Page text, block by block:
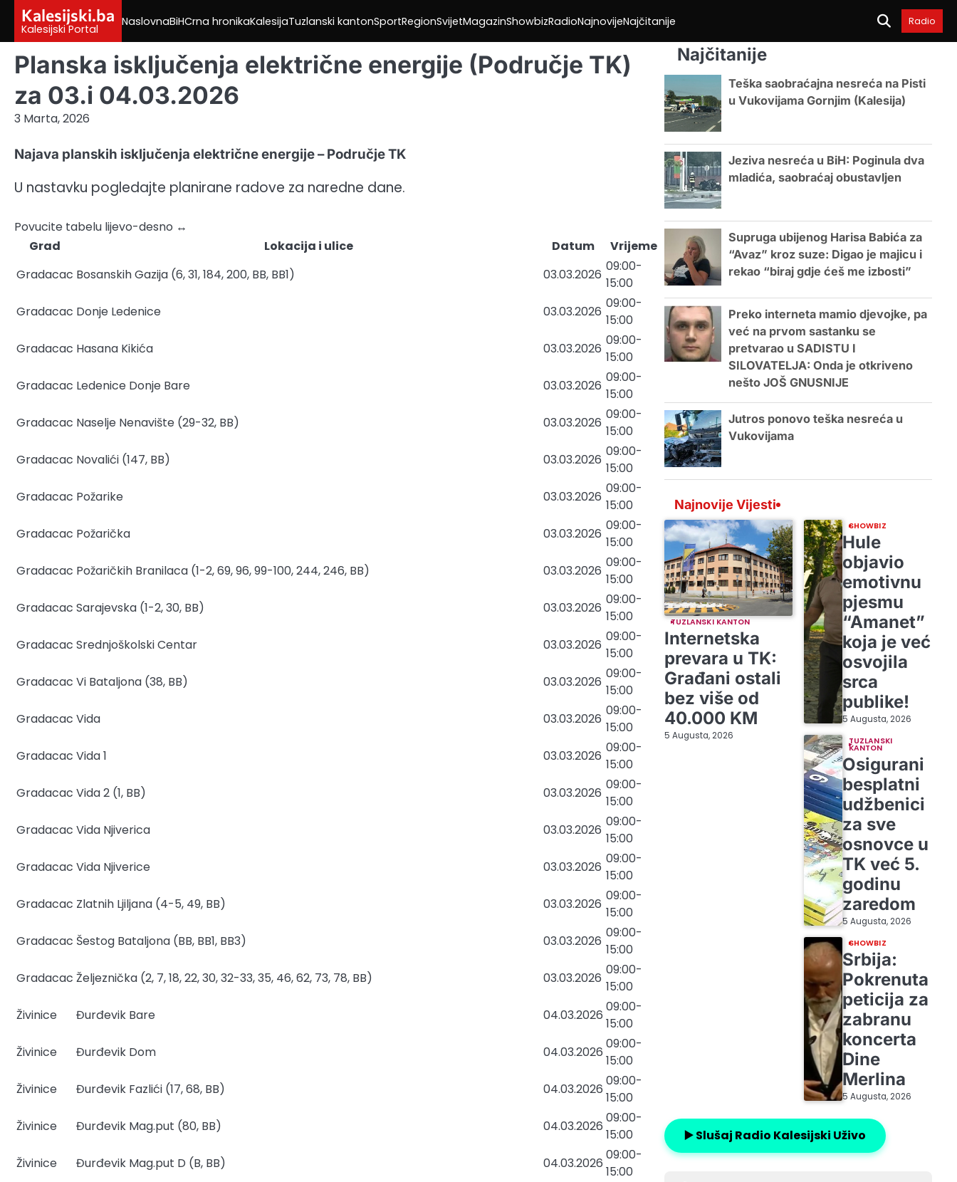
content
Kalesijski.ba
Kalesijski Portal
NaslovnaBiHCrna hronikaKalesijaTuzlanski kantonSportRegionSvijetMagazinShowbizRadioNajnovijeNajčitanije Radio
Planska isključenja električne energije (Područje TK)
za 03.i 04.03.2026
3 Marta, 2026
Najava planskih isključenja električne energije – Područje TK
U nastavku pogledajte planirane radove za naredne dane.
Povucite tabelu lijevo-desno ↔
Grad
Lokacija i ulice Datum
Vrijeme
Gradacac Bosanskih Gazija (6, 31, 184, 200, BB, BB1) 03.03.2026
09:00-
15:00
Gradacac Donje Ledenice 03.03.2026
09:00-
15:00
Gradacac Hasana Kikića 03.03.2026
09:00-
15:00
Gradacac Ledenice Donje Bare 03.03.2026
09:00-
15:00
Gradacac Naselje Nenavište (29-32, BB) 03.03.2026
09:00-
15:00
Gradacac Novalići (147, BB) 03.03.2026
09:00-
15:00
Gradacac Požarike 03.03.2026
09:00-
15:00
Gradacac Požarička 03.03.2026
09:00-
15:00
Gradacac Požaričkih Branilaca (1-2, 69, 96, 99-100, 244, 246, BB) 03.03.2026
09:00-
15:00
Gradacac Sarajevska (1-2, 30, BB) 03.03.2026
09:00-
15:00
Gradacac Srednjoškolski Centar 03.03.2026
09:00-
15:00
Gradacac Vi Bataljona (38, BB) 03.03.2026
09:00-
15:00
Gradacac Vida 03.03.2026
09:00-
15:00
Gradacac Vida 1 03.03.2026
09:00-
15:00
Gradacac Vida 2 (1, BB) 03.03.2026
09:00-
15:00
Gradacac Vida Njiverica 03.03.2026
09:00-
15:00
Gradacac Vida Njiverice 03.03.2026
09:00-
15:00
Gradacac Zlatnih Ljiljana (4-5, 49, BB) 03.03.2026
09:00-
15:00
Gradacac Šestog Bataljona (BB, BB1, BB3) 03.03.2026
09:00-
15:00
Gradacac Željeznička (2, 7, 18, 22, 30, 32-33, 35, 46, 62, 73, 78, BB) 03.03.2026
09:00-
15:00
Živinice
Đurđevik Bare 04.03.2026
09:00-
15:00
Živinice
Đurđevik Dom 04.03.2026
09:00-
15:00
Živinice
Đurđevik Fazlići (17, 68, BB) 04.03.2026
09:00-
15:00
Živinice
Đurđevik Mag.put (80, BB) 04.03.2026
09:00-
15:00
Živinice
Đurđevik Mag.put D (B, BB) 04.03.2026
09:00-
15:00
Najčitanije
Teška saobraćajna nesreća na Pisti
u Vukovijama Gornjim (Kalesija)
Jeziva nesreća u BiH: Poginula dva
mladića, saobraćaj obustavljen
Supruga ubijenog Harisa Babića za
“Avaz” kroz suze: Digao je majicu i
rekao “biraj gdje ćeš me izbosti”
Preko interneta mamio djevojke, pa
već na prvom sastanku se
pretvarao u SADISTU I
SILOVATELJA: Onda je otkriveno
nešto JOŠ GNUSNIJE
Jutros ponovo teška nesreća u
Vukovijama
Najnovije Vijesti
TUZLANSKI KANTON
Internetska
prevara u TK:
Građani ostali
bez više od
40.000 KM
5 Augusta, 2026
SHOWBIZ
Hule
objavio
emotivnu
pjesmu
“Amanet”
koja je već
osvojila
srca
publike!
5 Augusta, 2026
TUZLANSKI
KANTON
Osigurani
besplatni
udžbenici
za sve
osnovce u
TK već 5.
godinu
zaredom
5 Augusta, 2026
SHOWBIZ
Srbija:
Pokrenuta
peticija za
zabranu
koncerta
Dine
Merlina
5 Augusta, 2026
▶️ Slušaj Radio Kalesijski Uživo